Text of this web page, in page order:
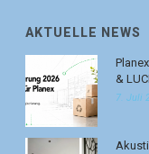
AKTUELLE NEWS
&
7. Juli